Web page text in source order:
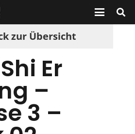
zur Übersicht
Er
–
3 –